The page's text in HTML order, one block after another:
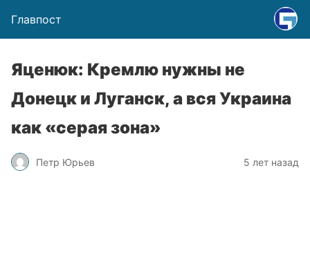
Главпост
Яценюк: Кремлю нужны не
Донецк и Луганск, а вся Украина
как «серая зона»
Петр Юрьев 5 лет назад